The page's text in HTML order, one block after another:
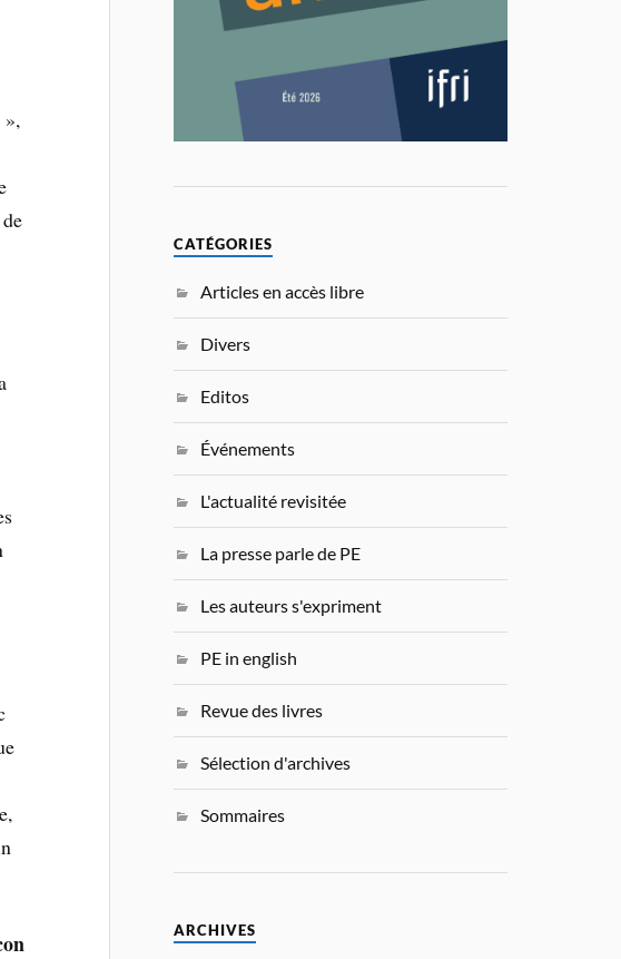
CATÉGORIES
Articles en accès libre
Divers
Editos
Événements
L'actualité revisitée
La presse parle de PE
Les auteurs s'expriment
PE in english
Revue des livres
Sélection d'archives
Sommaires
ARCHIVES